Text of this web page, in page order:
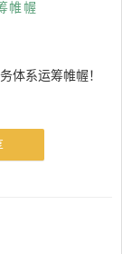
帷幄
体系运筹帷幄！